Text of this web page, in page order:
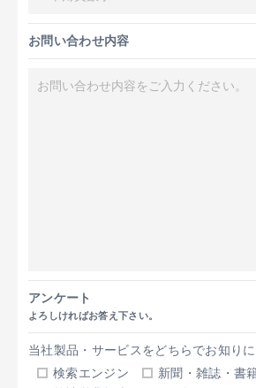
お問い合わせ内容
アンケート
よろしければお答え下さい。
当社製品・サービスをどちらでお知り
検索エンジン
新聞・雑誌・書